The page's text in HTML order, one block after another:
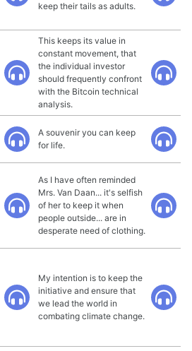
keep their tails as adults.
This keeps its value in
constant movement, that
the individual investor
should frequently confront
with the Bitcoin technical
analysis.
A souvenir you can keep
for life.
As I have often reminded
Mrs. Van Daan... it's selfish
of her to keep it when
people outside... are in
desperate need of clothing.
My intention is to keep the
initiative and ensure that
we lead the world in
combating climate change.